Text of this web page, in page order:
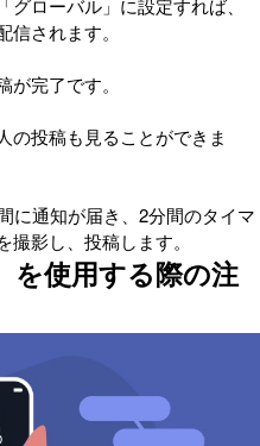
ローバル」に設定すれば、
されます。
完了です。
の投稿も見ることができま
に通知が届き、2分間のタイマ
影し、投稿します。
を使用する際の注